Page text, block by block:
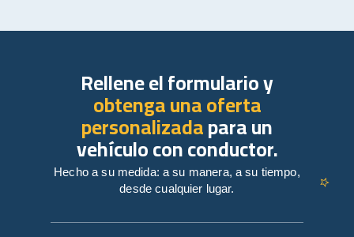
Rellene el formulario y
obtenga una oferta
personalizadapara un
vehículo con conductor.
Hecho a su medida: a su manera, a su tiempo,
desde cualquier lugar.